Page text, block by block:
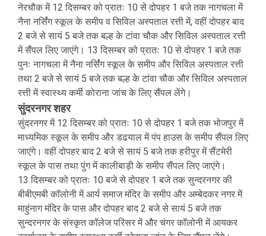
नेरचौक में 12 दिसम्बर को प्रातः 10 से दोपहर 1 बजे तक नागचला में
नैना नर्सिंंग स्कूल के समीप व सिविल अस्पताल रत्ती में, वहीं दोपहर बाद
2 बजे से सायं 5 बजे तक बल्ह के टांवा चौक और सिविल अस्पताल रत्ती
में सैंपल लिए जाएंगे। 13 दिसम्बर को प्रातः 10 से दोपहर 1 बजे तक
पुनः नागचला में नैना नर्सिंंग स्कूल के समीप और सिविल अस्पताल रत्ती
तथा 2 बजे से सायं 5 बजे तक बल्ह के टांवा चौक और सिविल अस्पताल
रत्ती में स्वास्थ्य कर्मी कोराना जांच के लिए सैंपल लेंगे।
सुंदरनगर शहर
सुंदरनगर में 12 दिसम्बर को प्रातः 10 से दोपहर 1 बजे तक भोजपुर में
माध्यमिक स्कूल के समीप और डढयाल में पंप हाउस के समीप सैंपल लिए
जाएंगे। वहीं दोपहर बाद 2 बजे से सायं 5 बजे तक हरीपुर में सैंटमेरी
स्कूल के पास तथा पुंग में कालीबाड़ी के समीप सैंपल लिए जाएंगे।
13 दिसम्बर को प्रातः 10 बजे से दोपहर 1 बजे तक सुन्दरनगर की
बीबीएमबी कॉलोनी में आर्य समाज मंदिर के समीप और अम्बेदकर नगर में
माहुंनाग मंदिर के पास और दोपहर बाद 2 बजे से सायं 5 बजे तक
सुन्दरनगर के संस्कृत कॉलेज परिसर में और चंगर कॉलोनी में आयकर